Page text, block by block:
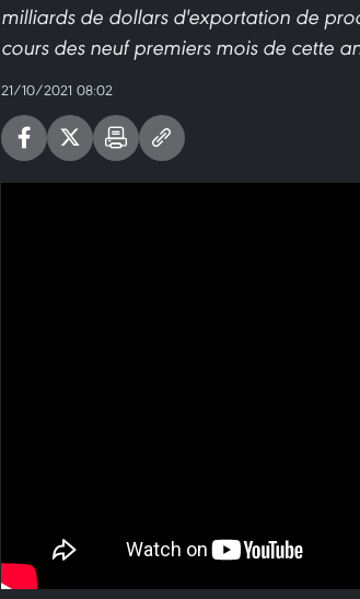
milliards de dollars d'exportation de
cours des neuf premiers mois de cette
21/10/2021 08:02